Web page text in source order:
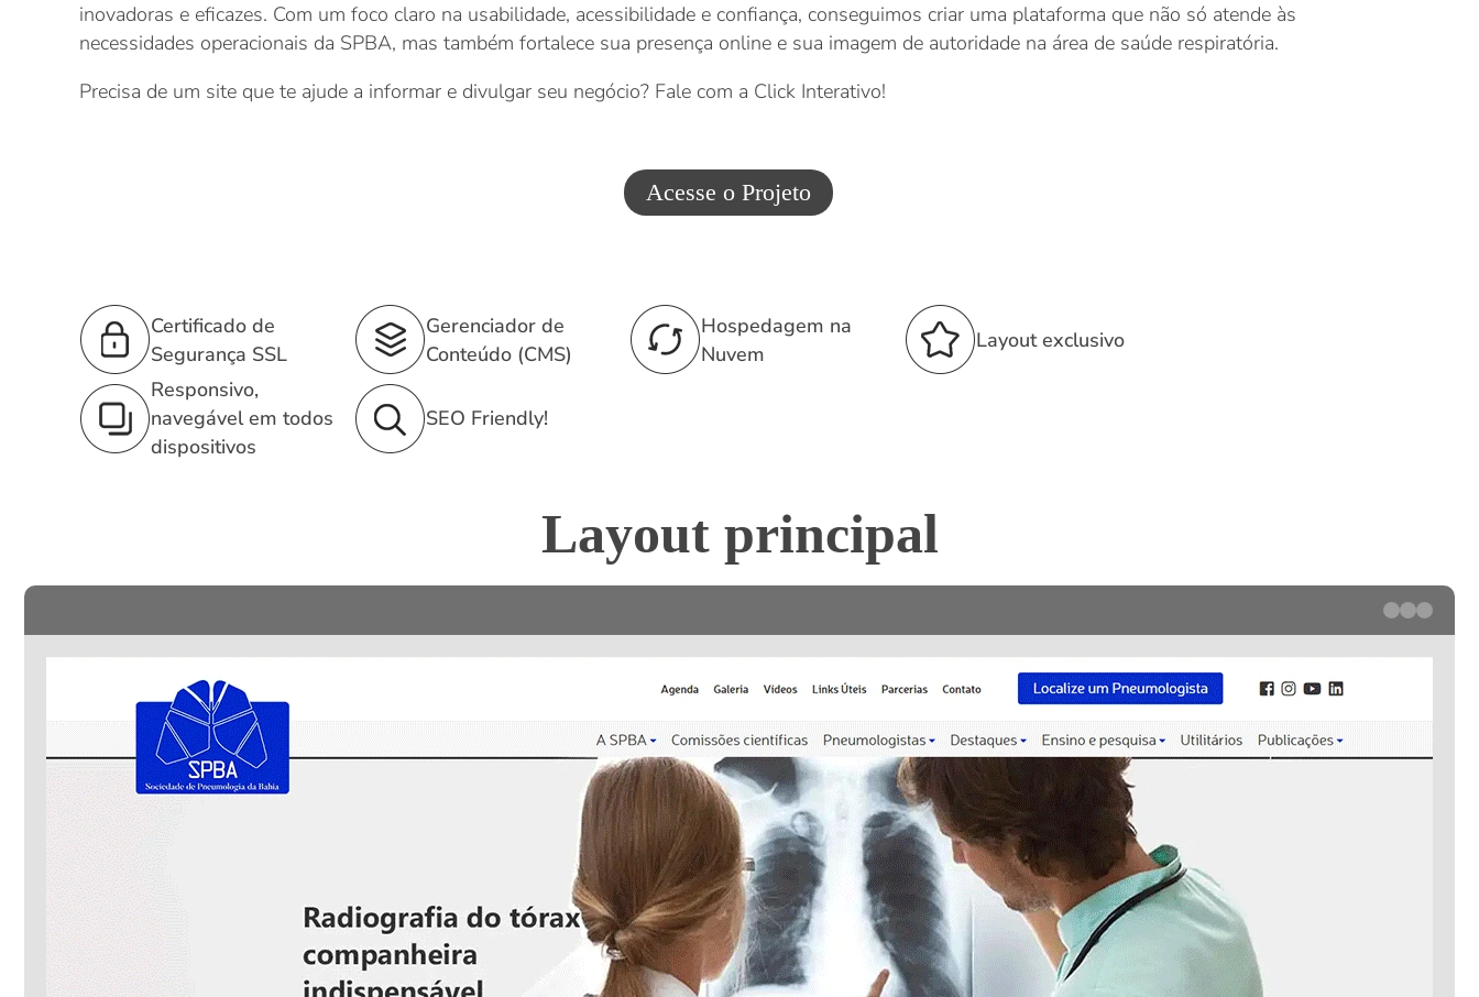
inovadoras e eficazes. Com um foco claro na usabilidade, acessibilidade e confiança, conseguimos criar uma plataforma que não só atende às
necessidades operacionais da SPBA, mas também fortalece sua presença online e sua imagem de autoridade na área de saúde respiratória.
Precisa de um site que te ajude a informar e divulgar seu negócio? Fale com a Click Interativo!
Acesse o Projeto
Certificado de
Segurança SSL
Gerenciador de
Conteúdo (CMS)
Hospedagem na
Nuvem
Layout exclusivo
Responsivo,
navegável em todos
dispositivos
SEO Friendly!
Layout principal